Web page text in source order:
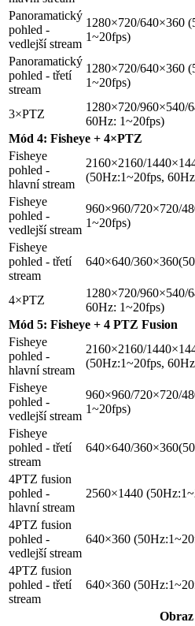
Panoramatický
pohled -
vedlejší stream
1280×720/640×360
1~20fps)
Panoramatický
pohled - třetí
stream
1280×720/640×360
1~20fps)
3×PTZ
1280×720/960×540/
60Hz: 1~20fps)
Mód 4: Fisheye + 4×PTZ
Fisheye
pohled -
hlavní stream
2160×2160/
(50Hz:1~20fps,
Fisheye
pohled -
vedlejší stream
960×960/720×720/
1~20fps)
Fisheye
pohled - třetí
stream
640×640/
4×PTZ
1280×720/960×540/
60Hz: 1~20fps)
Mód 5: Fisheye + 4 PTZ Fusion
Fisheye
pohled -
hlavní stream
2160×2160/
(50Hz:1~20fps,
Fisheye
pohled -
vedlejší stream
960×960/720×720/
1~20fps)
Fisheye
pohled - třetí
stream
640×640/
4PTZ fusion
pohled -
hlavní stream
2560×1440
4PTZ fusion
pohled -
vedlejší stream
640×360
4PTZ fusion
pohled - třetí
stream
640×360
Obraz